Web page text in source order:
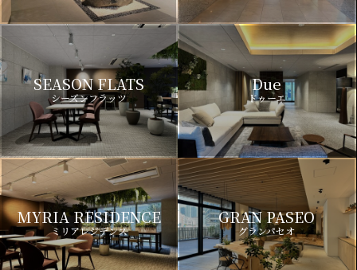
SEASON FLATS
シーズンフラッツ
Due
ドゥーエ
MYRIA RESIDENCE
ミリアレジデンス
GRAN PASEO
グランパセオ